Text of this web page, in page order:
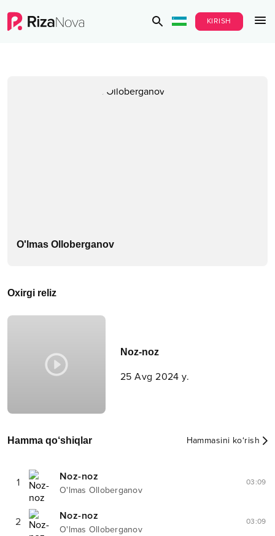
KIRISH
O'lmas Olloberganov
Oxirgi reliz
Noz-noz
25 Avg 2024 y.
Hamma qo‘shiqlar Hammasini ko‘rish
1 Noz-noz
O'lmas Olloberganov
03:09
2 Noz-noz
O'lmas Olloberganov
03:09